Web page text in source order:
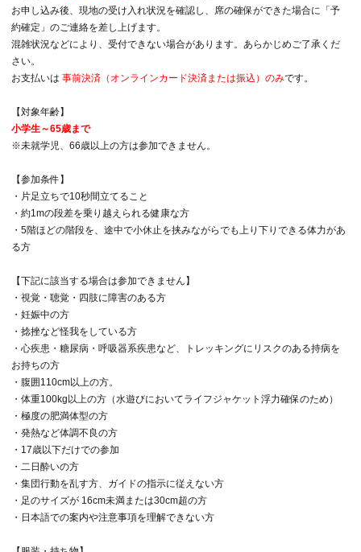
お申し込み後、現地の受け入れ状況を確認し、席の確保ができた場合に「予
約確定」のご連絡を差し上げます。
混雑状況などにより、受付できない場合があります。あらかじめご了承くだ
さい。
お支払いは事前決済（オンラインカード決済または振込）のみです。
【対象年齢】
小学生～65歳まで
※未就学児、66歳以上の方は参加できません。
【参加条件】
・片足立ちで10秒間立てること
・約1mの段差を乗り越えられる健康な方
・5階ほどの階段を、途中で小休止を挟みながらでも上り下りできる体力があ
る方
【下記に該当する場合は参加できません】
・視覚・聴覚・四肢に障害のある方
・妊娠中の方
・捻挫など怪我をしている方
・心疾患・糖尿病・呼吸器系疾患など、トレッキングにリスクのある持病を
お持ちの方
・腹囲110cm以上の方。
・体重100kg以上の方（水遊びにおいてライフジャケット浮力確保のため）
・極度の肥満体型の方
・発熱など体調不良の方
・17歳以下だけでの参加
・二日酔いの方
・集団行動を乱す方、ガイドの指示に従えない方
・足のサイズが 16cm未満または30cm超の方
・日本語での案内や注意事項を理解できない方